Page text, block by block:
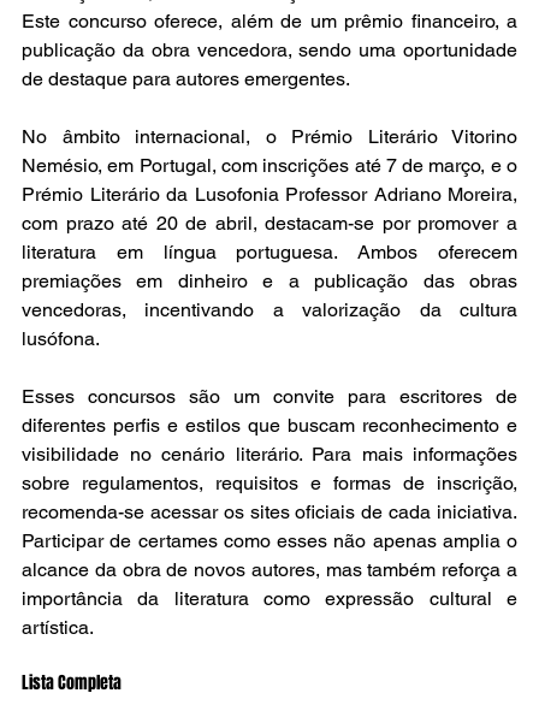
Este concurso oferece, além de um prêmio financeiro, a
publicação da obra vencedora, sendo uma oportunidade
de destaque para autores emergentes.
No âmbito internacional, o Prémio Literário Vitorino
Nemésio, em Portugal, com inscrições até 7 de março, e o
Prémio Literário da Lusofonia Professor Adriano Moreira,
com prazo até 20 de abril, destacam-se por promover a
literatura em língua portuguesa. Ambos oferecem
premiações em dinheiro e a publicação das obras
vencedoras, incentivando a valorização da cultura
lusófona.
Esses concursos são um convite para escritores de
diferentes perfis e estilos que buscam reconhecimento e
visibilidade no cenário literário. Para mais informações
sobre regulamentos, requisitos e formas de inscrição,
recomenda-se acessar os sites oficiais de cada iniciativa.
Participar de certames como esses não apenas amplia o
alcance da obra de novos autores, mas também reforça a
importância da literatura como expressão cultural e
artística.
Lista Completa